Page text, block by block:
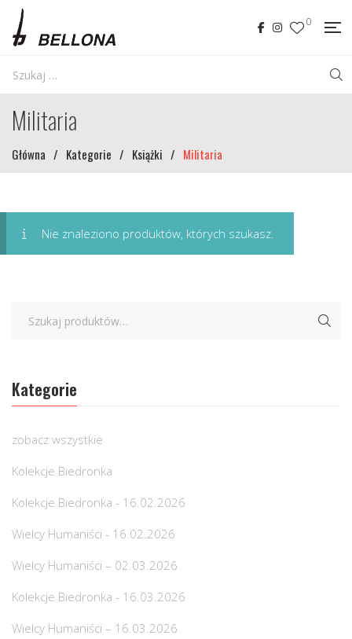
0
Militaria
Główna / Kategorie / Książki / Militaria
Nie znaleziono produktów, których szukasz.
Kategorie
zobacz wszystkie
Kolekcje Biedronka
Kolekcje Biedronka - 16.02.2026
Wielcy Humaniści - 16.02.2026
Wielcy Humaniści – 02.03.2026
Kolekcje Biedronka - 16.03.2026
Wielcy Humaniści – 16.03.2026